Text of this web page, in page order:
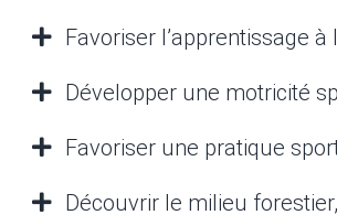
Favoriser l’apprentissage
Développer une motricité
Favoriser une pratique
Découvrir le milieu